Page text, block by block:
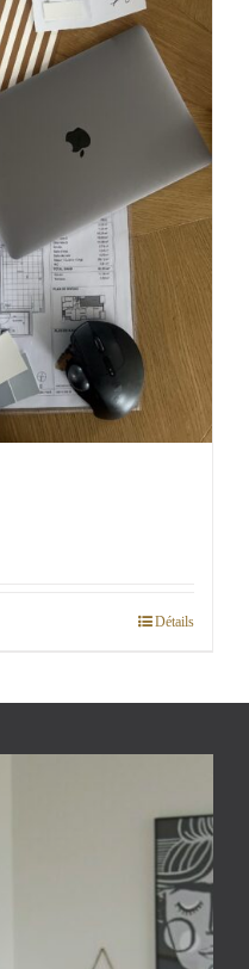
Détails